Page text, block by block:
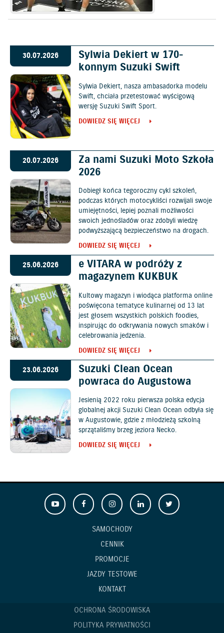
30.07.2026
Sylwia Dekiert w 170-
konnym Suzuki Swift
Sylwia Dekiert, nasza ambasadorka modelu
Swift, chciała przetestować wyścigową
wersję Suzuki Swift Sport.
DOWIEDZ SIĘ WIĘCEJ
20.07.2026
Za nami Suzuki Moto Szkoła
2026
Dobiegł końca tegoroczny cykl szkoleń,
podczas których motocykliści rozwijali swoje
umiejętności, lepiej poznali możliwości
swoich jednośladów oraz zdobyli wiedzę
podwyższającą bezpieczeństwo na drogach.
DOWIEDZ SIĘ WIĘCEJ
25.06.2026
e VITARA w podróży z
magazynem KUKBUK
Kultowy magazyn i wiodąca platforma online
poświęcona tematyce kulinarnej od 13 lat
jest głosem wszystkich polskich foodies,
inspirując do odkrywania nowych smaków i
celebrowania jedzenia.
DOWIEDZ SIĘ WIĘCEJ
23.06.2026
Suzuki Clean Ocean
powraca do Augustowa
Jesienią 2022 roku pierwsza polska edycja
globalnej akcji Suzuki Clean Ocean odbyła się
w Augustowie, gdzie z młodzieżą szkolną
sprzątaliśmy brzeg jeziora Necko.
DOWIEDZ SIĘ WIĘCEJ
SAMOCHODY
CENNIK
PROMOCJE
JAZDY TESTOWE
KONTAKT
OCHRONA ŚRODOWISKA
POLITYKA PRYWATNOŚCI